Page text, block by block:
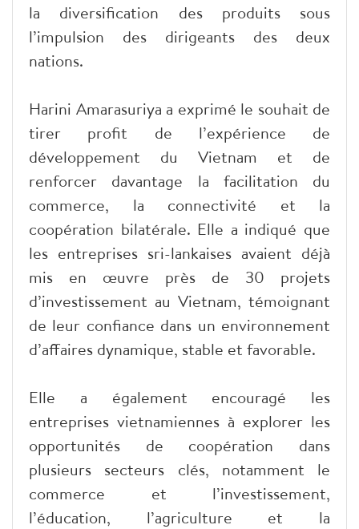
la diversification des produits sous
l’impulsion des dirigeants des deux
nations.
Harini Amarasuriya a exprimé le souhait de
tirer profit de l’expérience de
développement du Vietnam et de
renforcer davantage la facilitation du
commerce, la connectivité et la
coopération bilatérale. Elle a indiqué que
les entreprises sri-lankaises avaient déjà
mis en œuvre près de 30 projets
d’investissement au Vietnam, témoignant
de leur confiance dans un environnement
d’affaires dynamique, stable et favorable.
Elle a également encouragé les
entreprises vietnamiennes à explorer les
opportunités de coopération dans
plusieurs secteurs clés, notamment le
commerce et l’investissement,
l’éducation, l’agriculture et la